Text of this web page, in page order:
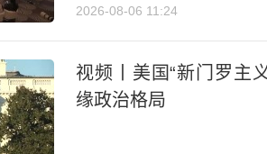
2026-08-06 11:24
视频丨美国“新门罗主
缘政治格局